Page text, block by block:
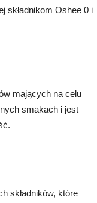
składnikom Oshee 0 i
mających na celu
smakach i jest
składników, które